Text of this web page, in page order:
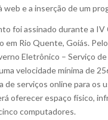
web e a inserção de um
foi assinado durante a
em Rio Quente, Goiás.
Eletrônico – Serviço
velocidade mínima de
de serviços online para os
oferecer espaço físico,
computadores.